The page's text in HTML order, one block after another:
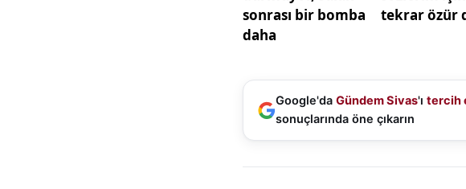
önceki genel başkan Sayın Kemal
gerektiğini söyledi…
tarafı “şaibe iddialarının” zımnen
zor para hareketleri, alış-veriş,
Google'da Gündem Sivas'ı tercih
sonuçlarında öne çıkarın